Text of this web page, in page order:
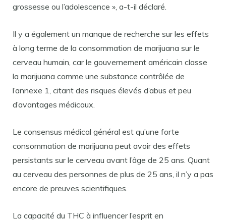
grossesse ou l’adolescence », a-t-il déclaré.
Il y a également un manque de recherche sur les effets
à long terme de la consommation de marijuana sur le
cerveau humain, car le gouvernement américain classe
la marijuana comme une substance contrôlée de
l’annexe 1, citant des risques élevés d’abus et peu
d’avantages médicaux.
Le consensus médical général est qu’une forte
consommation de marijuana peut avoir des effets
persistants sur le cerveau avant l’âge de 25 ans. Quant
au cerveau des personnes de plus de 25 ans, il n’y a pas
encore de preuves scientifiques.
La capacité du THC à influencer l’esprit en